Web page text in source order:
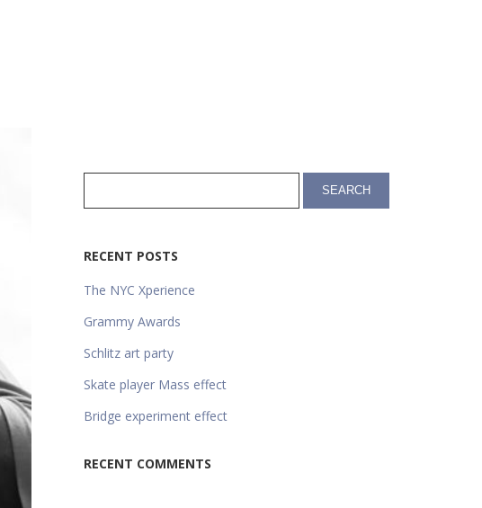
RECENT POSTS
The NYC Xperience
Grammy Awards
Schlitz art party
Skate player Mass effect
Bridge experiment effect
RECENT COMMENTS